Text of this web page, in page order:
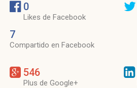
0
Likes de Facebook
7
Compartido en Facebook
546
Plus de Google+